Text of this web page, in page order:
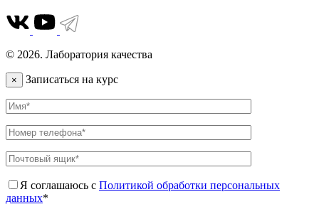
© 2026. Лаборатория качества
× Записаться на курс
Я соглашаюсь с Политикой обработки персональных
данных*